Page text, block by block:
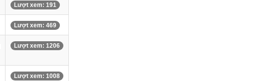
Lượt xem: 191
Lượt xem: 469
Lượt xem: 1206
Lượt xem: 1008